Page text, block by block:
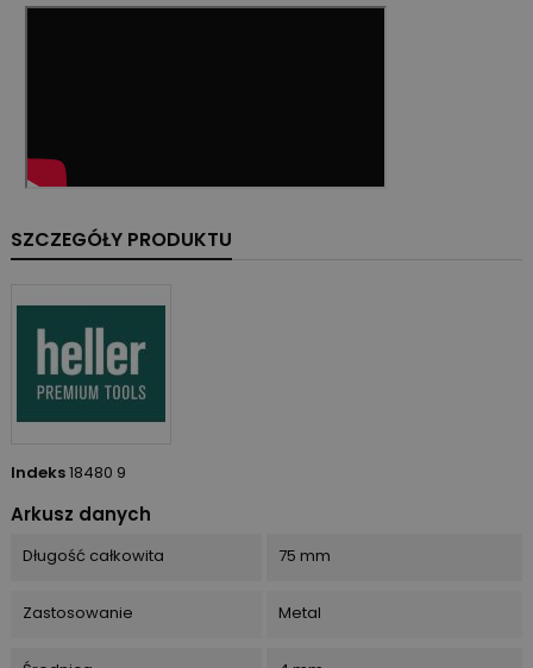
SZCZEGÓŁY PRODUKTU
Indeks18480 9
Arkusz danych
Długość całkowita 75 mm
Zastosowanie Metal